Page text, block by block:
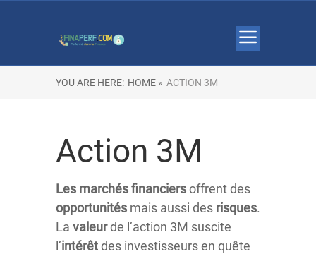
YOU ARE HERE: HOME » ACTION 3M
Action 3M
Les marchés financiersoffrent des
opportunités mais aussi des risques.
La valeurde l’action 3M suscite
l’intérêt des investisseurs en quête